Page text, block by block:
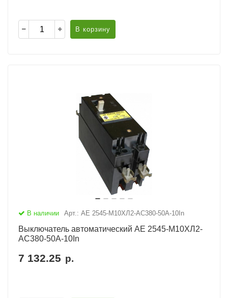
В корзину
В наличии Арт.: АЕ 2545-М10ХЛ2-AC380-50А-10In
Выключатель автоматический АЕ 2545-М10ХЛ2-
AC380-50А-10In
7 132.25 р.